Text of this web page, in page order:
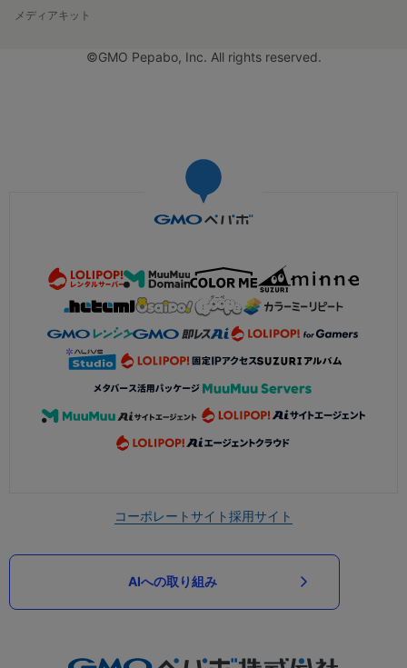
メディアキット
©GMO Pepabo, Inc. All rights reserved.
コーポレートサイト採用サイト
AIへの取り組み